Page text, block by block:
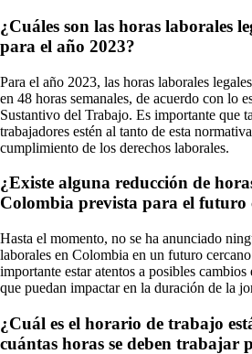
¿Cuáles son las horas laborales
para el año 2023?
Para el año 2023, las horas laborales
en 48 horas semanales, de acuerdo con lo
Sustantivo del Trabajo. Es importante que
trabajadores estén al tanto de esta
cumplimiento de los derechos laborales.
¿Existe alguna reducción de
Colombia prevista para el futuro
Hasta el momento, no se ha anunciado
laborales en Colombia en un futuro
importante estar atentos a posibles
que puedan impactar en la duración de la
¿Cuál es el horario de trabajo
cuántas horas se deben trabajar